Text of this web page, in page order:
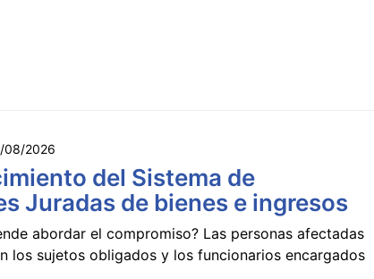
08/2026
del Sistema de
Juradas de bienes e ingresos
abordar el compromiso? Las personas afectadas
los sujetos obligados y los funcionarios encargados